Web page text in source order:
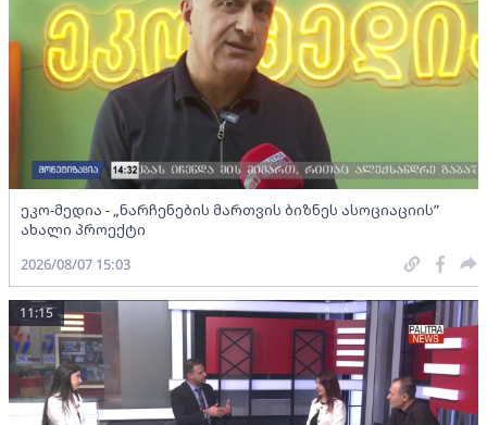
ეკო-მედია - „ნარჩენების მართვის ბიზნეს ასოციაციის”
ახალი პროექტი
2026/08/07 15:03
11:15